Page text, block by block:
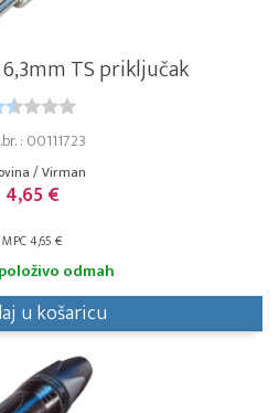
TS priključak
: 00111723
/ Virman
4,65 €
MPC 4,65 €
odmah
u košaricu